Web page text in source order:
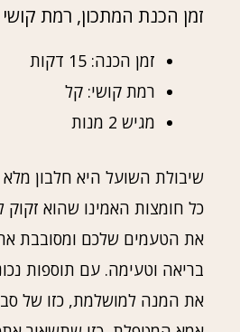
זמן הכנת המתכון, רמת
זמן הכנה: 15 דקות
רמת קושי: קל
מגיש 2 מנות
שיבולת השועל היא חלבון
כל חומצות האמינו שהוא
את הטעמים שלכם ומסובבת
בריאה וטעימה. עם תוספות
את המנה למושלמת, כזו של